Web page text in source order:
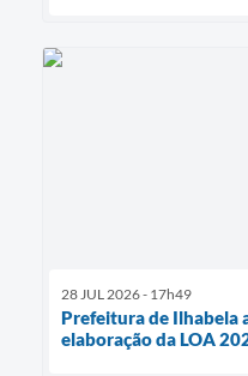
28 JUL 2026 - 17h49
Prefeitura de Ilhabela
elaboração da LOA